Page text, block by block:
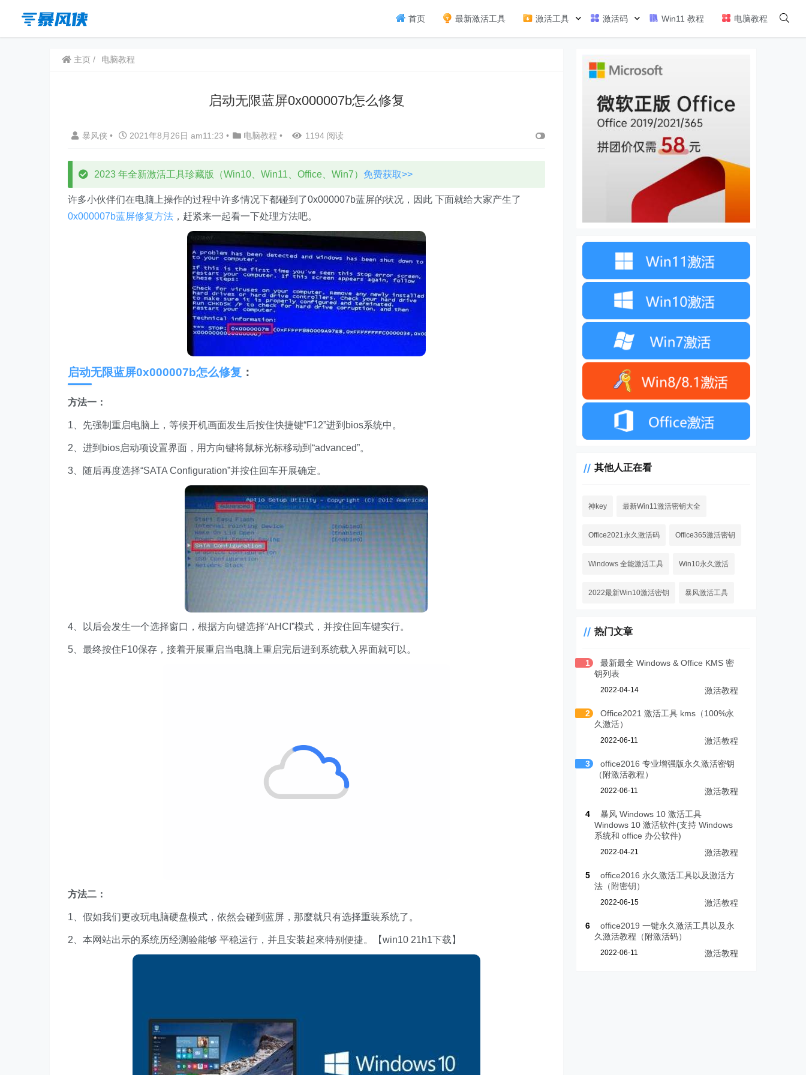
首页 最新激活工具 激活工具 激活码 Win11 教程 电脑教程
主页 电脑教程
启动无限蓝屏0x000007b怎么修复
暴风侠 • 2021年8月26日 am11:23 • 电脑教程 • 1194 阅读
2023 年全新激活工具珍藏版（Win10、Win11、Office、Win7） 免费获取>>
许多小伙伴们在电脑上操作的过程中许多情况下都碰到了0x000007b蓝屏的状况，因此 下面就给大家产生了
0x000007b蓝屏修复方法 ，赶紧来一起看一下处理方法吧。
启动无限蓝屏0x000007b怎么修复 ：
方法一：
1、先强制重启电脑上，等候开机画面发生后按住快捷键“F12”进到bios系统中。
2、进到bios启动项设置界面，用方向键将鼠标光标移动到“advanced”。
3、随后再度选择“SATA Configuration”并按住回车开展确定。
4、以后会发生一个选择窗口，根据方向键选择“AHCI”模式，并按住回车键实行。
5、最终按住F10保存，接着开展重启当电脑上重启完后进到系统载入界面就可以。
方法二：
1、假如我们更改玩电脑硬盘模式，依然会碰到蓝屏，那麼就只有选择重装系统了。
2、本网站出示的系统历经测验能够 平稳运行，并且安装起來特别便捷。【win10 21h1下载】
其他人正在看
神key 最新Win11激活密钥大全
Office2021永久激活码 Office365激活密钥
Windows 全能激活工具 Win10永久激活
2022最新Win10激活密钥 暴风激活工具
热门文章
1
最新最全 Windows & Office KMS 密
钥列表
2022-04-14 激活教程
2
Office2021 激活工具 kms（100%永
久激活）
2022-06-11 激活教程
3
office2016 专业增强版永久激活密钥
（附激活教程）
2022-06-11 激活教程
4
暴风 Windows 10 激活工具
Windows 10 激活软件(支持 Windows
系统和 office 办公软件)
2022-04-21 激活教程
5
office2016 永久激活工具以及激活方
法（附密钥）
2022-06-15 激活教程
6
office2019 一键永久激活工具以及永
久激活教程（附激活码）
2022-06-11 激活教程